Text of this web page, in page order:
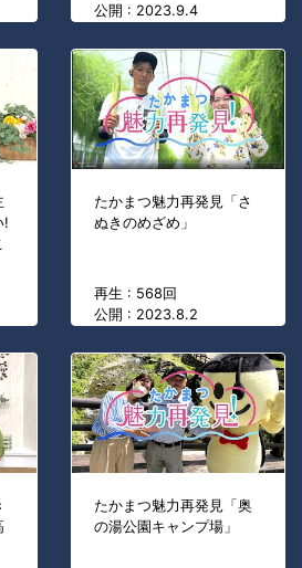
公開 : 2023.9.4
!
たかまつ魅力再発見「さ
ぬきのめざめ」
再生 : 568回
公開 : 2023.8.2
たかまつ魅力再発見「奥
の湯公園キャンプ場」